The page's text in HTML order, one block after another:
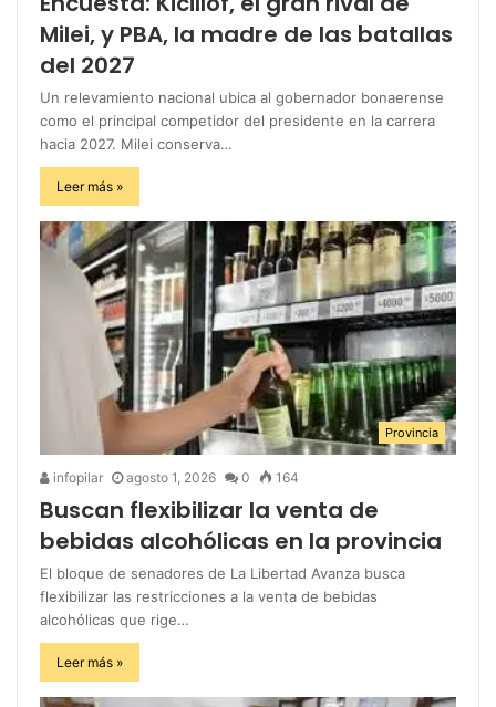
Milei, y PBA, la madre de las batallas
del 2027
Un relevamiento nacional ubica al gobernador bonaerense
como el principal competidor del presidente en la carrera
hacia 2027. Milei conserva…
Leer más »
Provincia
infopilar agosto 1, 2026 0 164
Buscan flexibilizar la venta de
bebidas alcohólicas en la provincia
El bloque de senadores de La Libertad Avanza busca
flexibilizar las restricciones a la venta de bebidas
alcohólicas que rige…
Leer más »